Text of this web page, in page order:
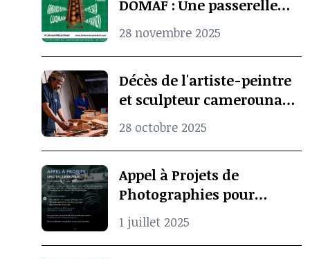
DOMAF : Une passerelle
entre Douala et Marseille
28 novembre 2025
Décès de l'artiste-peintre
et sculpteur camerounais
Koko Komegne, le père de
l’art contemporain
camerounais
28 octobre 2025
Appel à Projets de
Photographies pour
Spectacle Vivant
1 juillet 2025